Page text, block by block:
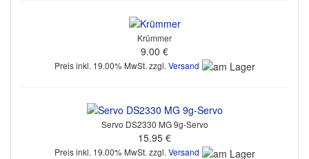
Krümmer
9.00 €
Preis inkl. 19.00% MwSt. zzgl. Versand
Servo DS2330 MG 9g-Servo
15.95 €
Preis inkl. 19.00% MwSt. zzgl. Versand